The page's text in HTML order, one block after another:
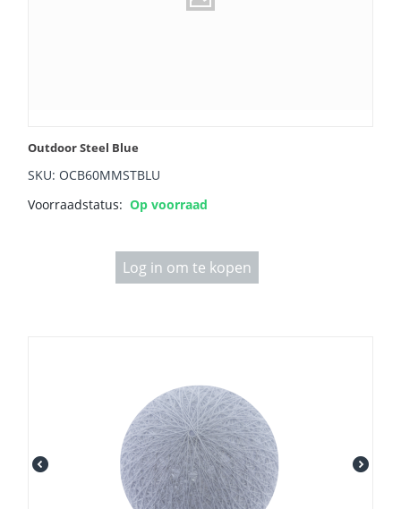
Outdoor Steel Blue
SKU: OCB60MMSTBLU
Voorraadstatus: Op voorraad
Log in om te kopen